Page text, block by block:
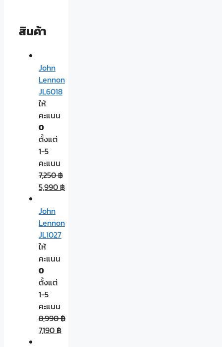
สินค้า
John
Lennon
JL6018
ให้
คะแนน
0
ตั้งแต่
1-5
คะแนน
7,250฿
5,990 ฿
John
Lennon
JL1027
ให้
คะแนน
0
ตั้งแต่
1-5
คะแนน
8,990฿
7,190 ฿